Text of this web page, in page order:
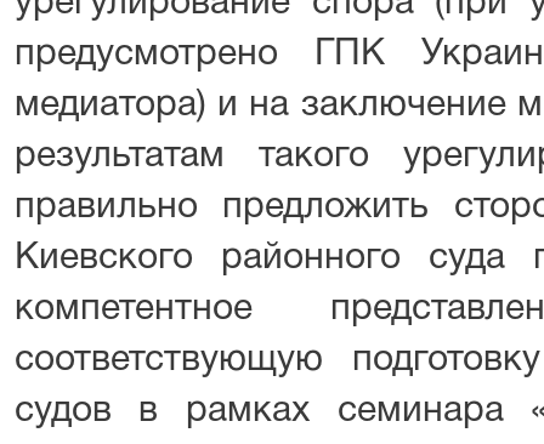
предусмотрено ГПК
медиатора) и на заключение
результатам такого
правильно предложить
Киевского районного
компетентное
соответствующую
судов в рамках семинара